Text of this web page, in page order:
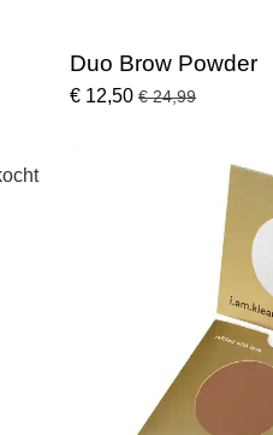
Duo Brow Powder
€ 12,50 € 24,99